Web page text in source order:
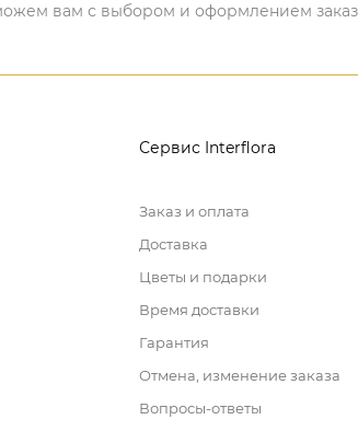
вам с выбором и оформлением
Сервис Interflora
Заказ и оплата
Доставка
Цветы и подарки
Время доставки
Гарантия
Отмена, изменение заказа
Вопросы-ответы